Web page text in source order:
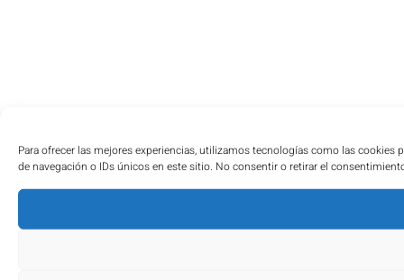
Para ofrecer las mejores experiencias, utilizamos tecnologías como las
de navegación o IDs únicos en este sitio. No consentir o retirar el